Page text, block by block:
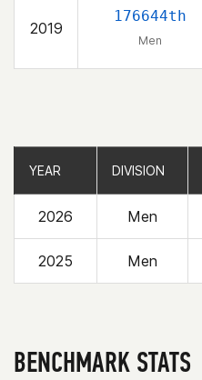
2019
176644th
Men
YEAR DIVISION
2026 Men
2025 Men
YEAR DIVISION
BENCHMARK STATS